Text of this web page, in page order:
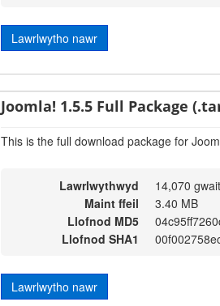
Lawrlwytho nawr
Joomla! 1.5.5 Full Package
This is the full download package for
Lawrlwythwyd
14,070
Maint ffeil
3.40 MB
Llofnod MD5
Llofnod SHA1
Lawrlwytho nawr